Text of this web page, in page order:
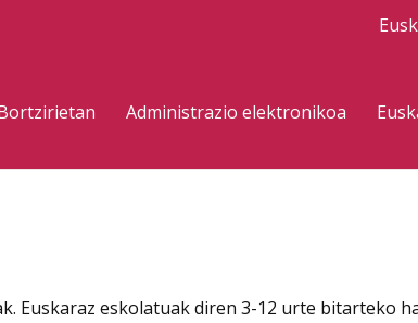
Administrazio elektronikoa
Euskaraz eskolatuak diren 3-12 urte bitarteko